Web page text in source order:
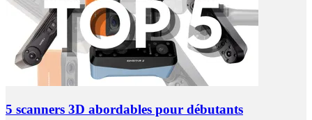
5 scanners 3D abordables pour débutants